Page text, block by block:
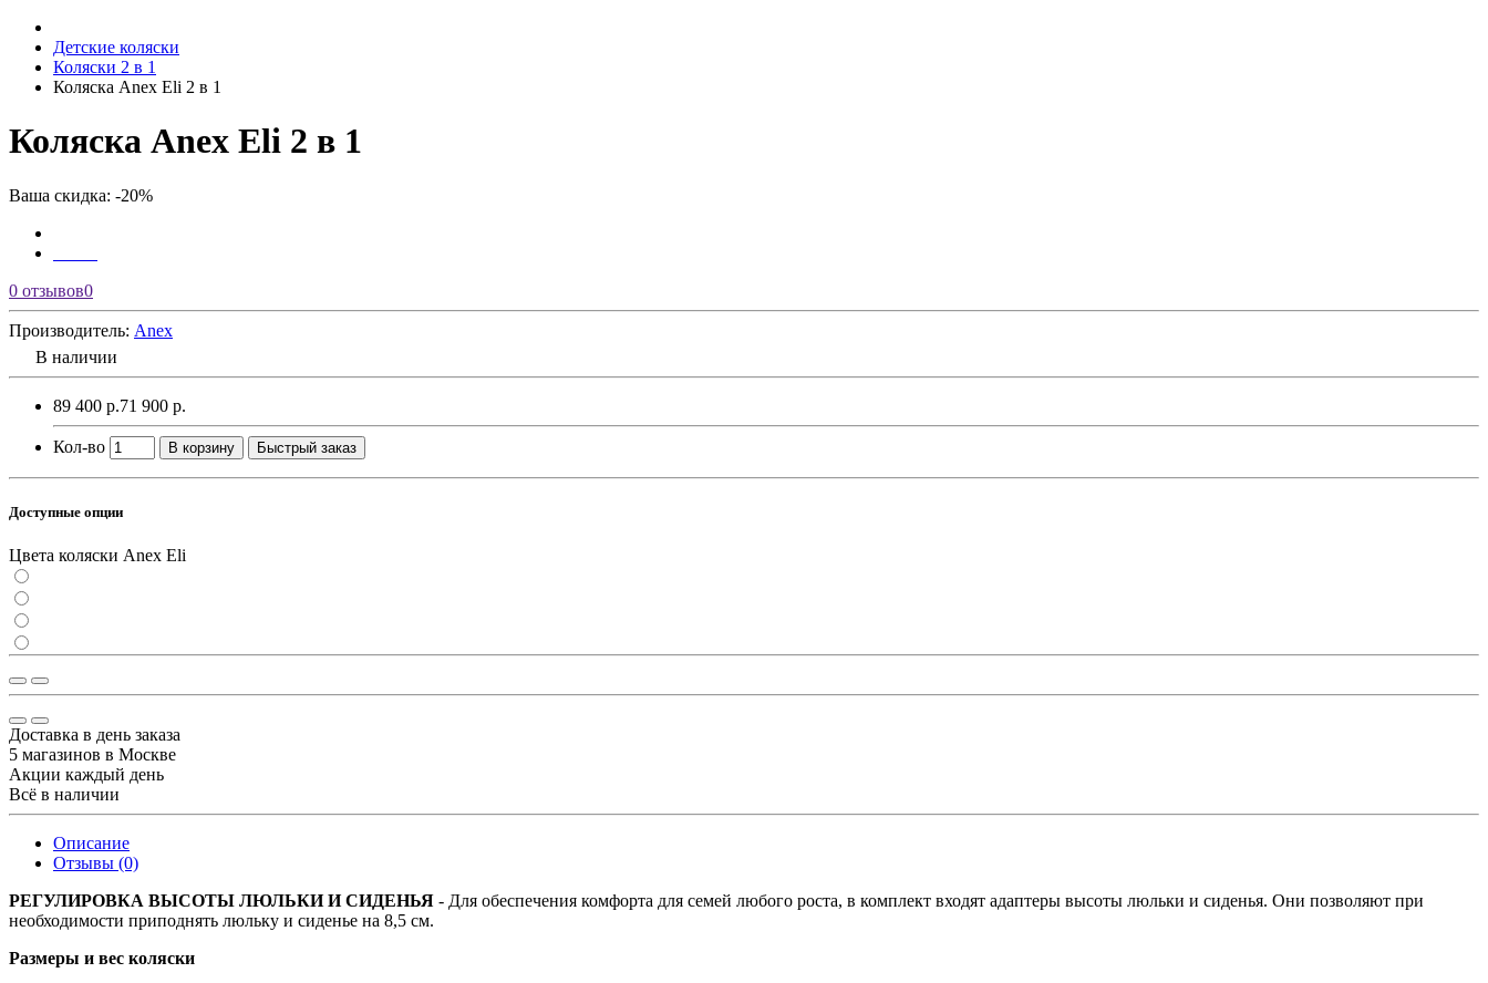
Детские коляски
Коляски 2 в 1
Коляска Anex Eli 2 в 1
Коляска Anex Eli 2 в 1
Ваша скидка: -20%
0 отзывов0
Производитель: Anex
В наличии
89 400 р.71 900 р.
Кол-во В корзину Быстрый заказ
Доступные опции
Цвета коляски Anex Eli
Доставка в день заказа
5 магазинов в Москве
Акции каждый день
Всё в наличии
Описание
Отзывы (0)
РЕГУЛИРОВКА ВЫСОТЫ ЛЮЛЬКИ И СИДЕНЬЯ - Для обеспечения комфорта для семей любого роста, в комплект входят адаптеры высоты люльки и сиденья. Они позволяют при
необходимости приподнять люльку и сиденье на 8,5 см.
Размеры и вес коляски